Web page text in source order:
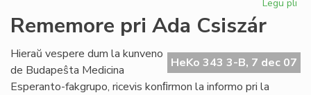
Legu pli
Rememore pri Ada Csiszár
HeKo 343 3-B, 7 dec 07
Hieraŭ vespere dum la kunveno
de Budapeŝta Medicina
Esperanto-fakgrupo, ricevis konﬁrmon la informo pri la